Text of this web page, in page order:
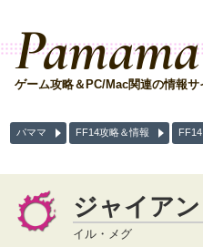
Pamama
ゲーム攻略＆PC/Mac関連の情報
パママ FF14攻略＆情報
ジャイア
イル・メグ